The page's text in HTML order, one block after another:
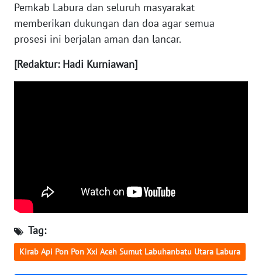
Pemkab Labura dan seluruh masyarakat
memberikan dukungan dan doa agar semua
prosesi ini berjalan aman dan lancar.
[Redaktur: Hadi Kurniawan]
Tag:
Kirab Api Pon Pon Xxi Aceh Sumut Labuhanbatu Utara Labura
NUSANTARA
WN
WN
KALBAR
WN
KALTENG